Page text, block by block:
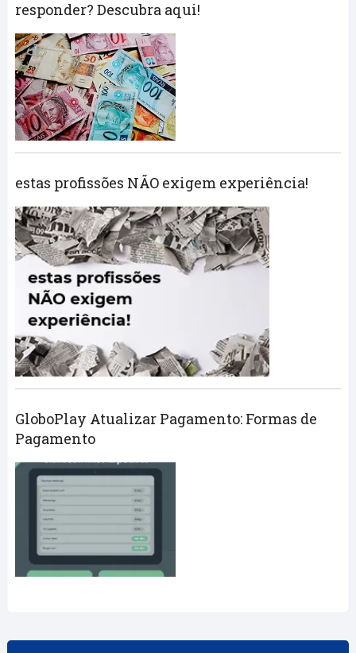
responder? Descubra aqui!
estas profissões NÃO exigem experiência!
GloboPlay Atualizar Pagamento: Formas de
Pagamento